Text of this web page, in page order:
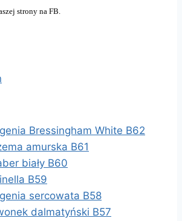
strony na FB.
Bressingham White B62
amurska B61
biały B60
B59
sercowata B58
dalmatyński B57